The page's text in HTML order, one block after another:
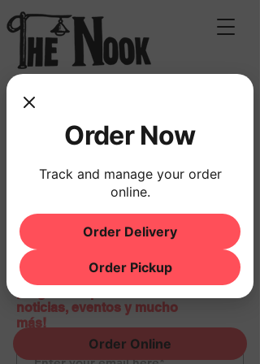
noticias, eventos y mucho
más!
Order Online
Order Now
Track and manage your order
online.
Order Delivery
Order Pickup